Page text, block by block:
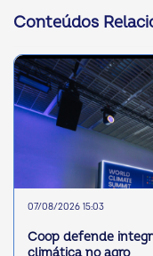
Conteúdos
07/08/2026 15:03
Coop defende
climática no agro